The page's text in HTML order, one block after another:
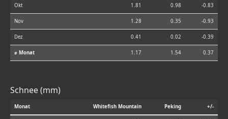
Okt 1.81 0.98 -0.83
Nov 1.28 0.35 -0.93
Dez 0.41 0.02 -0.39
⌀ Monat 1.17 1.54 0.37
Schnee (mm)
Monat Whitefish Mountain Peking +/-